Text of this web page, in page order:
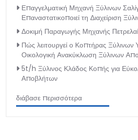
Επαγγελματική Μηχανή Ξύλινων
Επαναστατικοποιεί τη Διαχείριση
Δοκιμή Παραγωγής Μηχανής
Πώς λειτουργεί ο Κοπτήρας Ξύλινων
Οικολογική Ανακύκλωση Ξύλινων
5t/h Ξύλινος Κλάδος Κοπής για
Αποβλήτων
διάβασε περισσότερα